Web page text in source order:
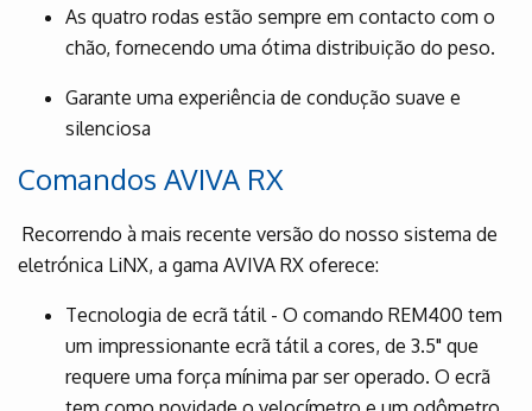
As quatro rodas estão sempre em contacto com o
chão, fornecendo uma ótima distribuição do peso.
Garante uma experiência de condução suave e
silenciosa
Comandos AVIVA RX
Recorrendo à mais recente versão do nosso sistema de
eletrónica LiNX, a gama AVIVA RX oferece:
Tecnologia de ecrã tátil - O comando REM400 tem
um impressionante ecrã tátil a cores, de 3.5" que
requere uma força mínima par ser operado. O ecrã